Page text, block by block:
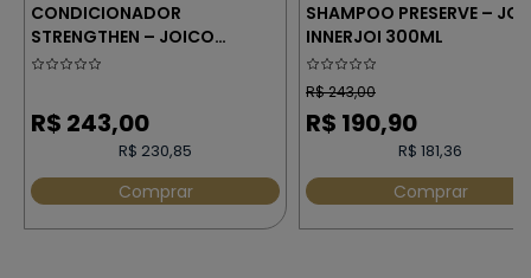
CONDICIONADOR
STRENGTHEN – JOICO
INNERJOI 300ML
R$ 243,00
R$ 230,85
Comprar
SHAMPOO PRESERVE –
INNERJOI 300ML
R$243,00
R$ 190,90
R$ 181,36
Comprar